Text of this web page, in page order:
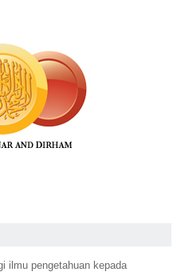
ilmu pengetahuan kepada